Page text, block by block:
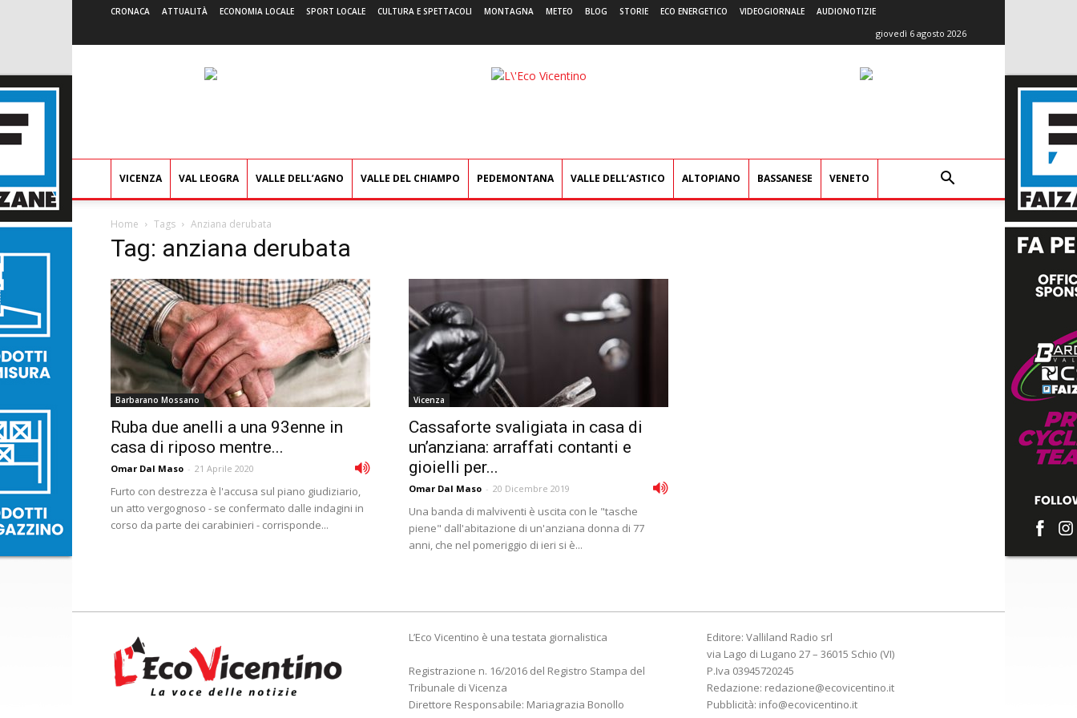
CRONACA ATTUALITÀ ECONOMIA LOCALE SPORT LOCALE CULTURA E SPETTACOLI MONTAGNA METEO BLOG STORIE ECO ENERGETICO VIDEOGIORNALE AUDIONOTIZIE
giovedì 6 agosto 2026
L'Eco
VICENZA VAL LEOGRA VALLE DELL’AGNO VALLE DEL CHIAMPO PEDEMONTANA VALLE DELL’ASTICO ALTOPIANO BASSANESE VENETO
Home Tags Anziana derubata
Tag: anziana derubata
Barbarano Mossano
Ruba due anelli a una 93enne in
casa di riposo mentre...
Omar Dal Maso - 21 Aprile 2020
Furto con destrezza è l'accusa sul piano giudiziario,
un atto vergognoso - se confermato dalle indagini in
corso da parte dei carabinieri - corrisponde...
Vicenza
Cassaforte svaligiata in casa di
un’anziana: arraffati contanti e
gioielli per...
Omar Dal Maso - 20 Dicembre 2019
Una banda di malviventi è uscita con le "tasche
piene" dall'abitazione di un'anziana donna di 77
anni, che nel pomeriggio di ieri si è...
L’Eco Vicentino è una testata giornalistica
Registrazione n. 16/2016 del Registro Stampa del
Tribunale di Vicenza
Direttore Responsabile: Mariagrazia Bonollo
Editore: Valliland Radio srl
via Lago di Lugano 27 – 36015 Schio (VI)
P.Iva 03945720245
Redazione: redazione@ecovicentino.it
Pubblicità: info@ecovicentino.it